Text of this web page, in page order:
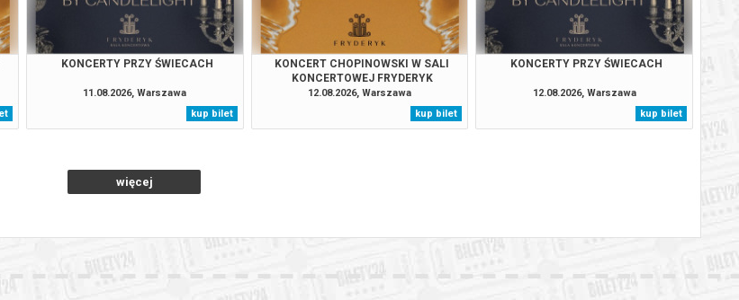
(niedziela) Fryderyk Concert Hall w Warszawie od 95,00 pln
(poniedziałek) Fryderyk Concert Hall w Warszawie od 95,00 pln BILETY
Fryderyk Concert Hall w Warszawie BILETY
(czwartek) Fryderyk Concert Hall w Warszawie
(piątek) Fryderyk Concert Hall w Warszawie od 95,00 pln BILETY
(sobota) Fryderyk Concert Hall w Warszawie BILETY
KONCERTY PRZY ŚWIECACH
11.08.2026, Warszawa
kup bilet
KONCERT CHOPINOWSKI W SALI
KONCERTOWEJ FRYDERYK
12.08.2026, Warszawa
kup bilet
KONCERTY PRZY ŚWIECACH
12.08.2026, Warszawa
kup bilet
więcej